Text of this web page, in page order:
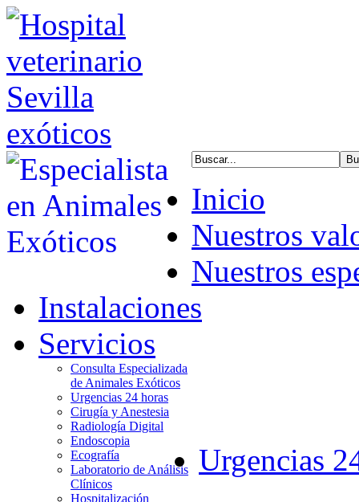
Inicio
Nuestros
Nuestros
Instalaciones
Servicios
Consulta Especializada
de Animales Exóticos
Urgencias 24 horas
Cirugía y Anestesia
Radiología Digital
Endoscopia
Ecografía
Laboratorio de Análisis
Clínicos
Hospitalización
Urgencias